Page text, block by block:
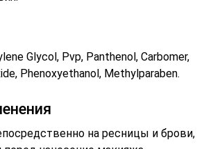
Glycol, Pvp, Panthenol, Carbomer,
Phenoxyethanol, Methylparaben.
на ресницы и брови,